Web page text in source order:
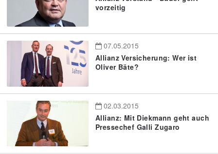
vorzeitig
07.05.2015
Allianz Versicherung: Wer ist
Oliver Bäte?
02.03.2015
Allianz: Mit Diekmann geht auch
Pressechef Galli Zugaro